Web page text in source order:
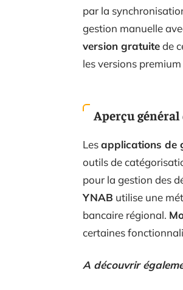
par la
gestion manuelle
version gratuitede
les versions
Aperçu
Lesapplications de
outils de
pour la gestion des
YNAB utilise une
bancaire régional.
certaines
A découvrir